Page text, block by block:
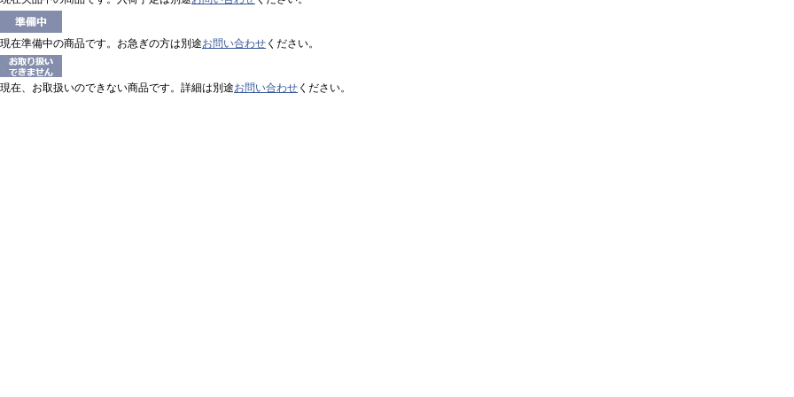
現在準備中の商品です。お急ぎの方は別途お問い合わせ ください。
現在、お取扱いのできない商品です。詳細は別途お問い合わせ ください。